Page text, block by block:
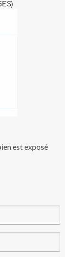
est exposé